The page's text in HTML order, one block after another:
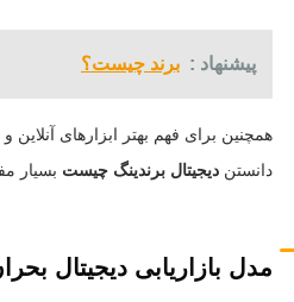
پیشنهاد : برند چیست؟
همچنین برای فهم بهتر ابزارهای
دانستن دیجیتال برندینگ چیست بسیار
مدل بازاریابی دیجیتال